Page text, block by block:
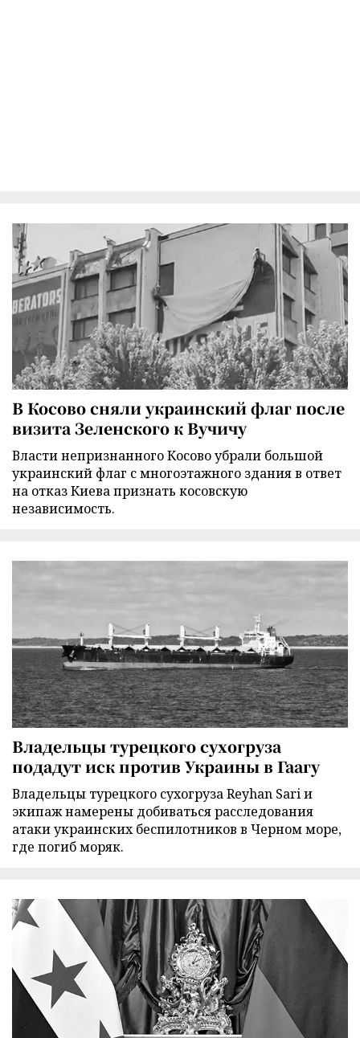
В Косово сняли украинский флаг после
визита Зеленского к Вучичу
Власти непризнанного Косово убрали большой
украинский флаг с многоэтажного здания в ответ
на отказ Киева признать косовскую
независимость.
Владельцы турецкого сухогруза
подадут иск против Украины в Гаагу
Владельцы турецкого сухогруза Reyhan Sari и
экипаж намерены добиваться расследования
атаки украинских беспилотников в Черном море,
где погиб моряк.